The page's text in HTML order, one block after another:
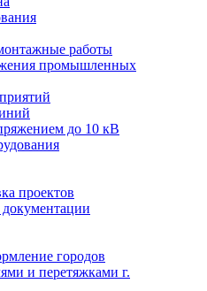
работы
промышленных
до 10 кВ
проектов
документации
городов
и перетяжками г.